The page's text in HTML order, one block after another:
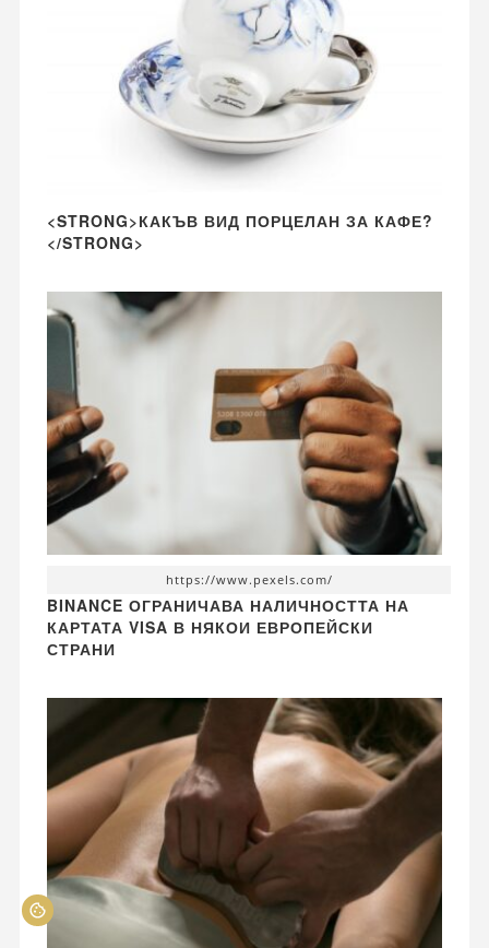
<STRONG>КАКЪВ ВИД ПОРЦЕЛАН ЗА КАФЕ?
</STRONG>
https://www.pexels.com/
BINANCE ОГРАНИЧАВА НАЛИЧНОСТТА НА
КАРТАТА VISA В НЯКОИ ЕВРОПЕЙСКИ
СТРАНИ